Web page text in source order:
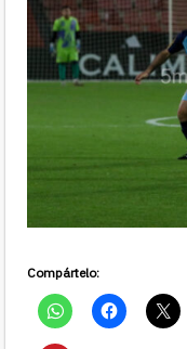
Compártelo: